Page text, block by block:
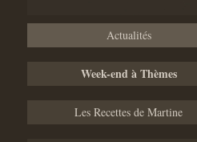
Actualités
Week-end à Thèmes
Les Recettes de Martine